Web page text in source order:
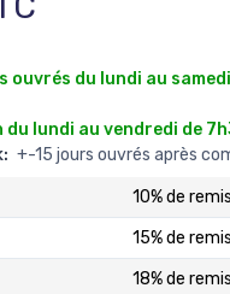
du lundi au
lundi au vendredi de
+-15 jours ouvrés après
10% de
15% de
18% de